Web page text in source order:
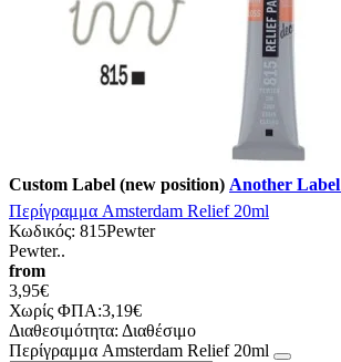
Custom Label (new position) Another
Περίγραμμα Amsterdam Relief 20ml
Κωδικός: 815Pewter
Pewter..
from
3,95€
Χωρίς ΦΠΑ:3,19€
Διαθεσιμότητα: Διαθέσιμο
Περίγραμμα Amsterdam Relief 20ml